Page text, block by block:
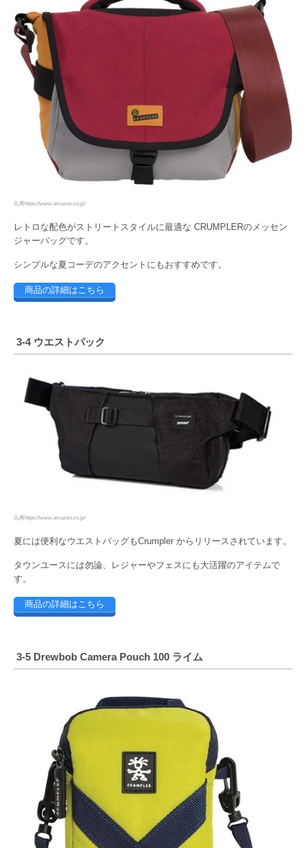
出典https://www.amazon.co.jp/
レトロな配色がストリートスタイルに最適な CRUMPLERのメッセン
ジャーバッグです。
シンプルな夏コーデのアクセントにもおすすめです。
商品の詳細はこちら
3-4 ウエストパック
出典https://www.amazon.co.jp/
夏には便利なウエストバッグもCrumpler からリリースされています。
タウンユースには勿論、レジャーやフェスにも大活躍のアイテムで
す。
商品の詳細はこちら
3-5 Drewbob Camera Pouch 100 ライム